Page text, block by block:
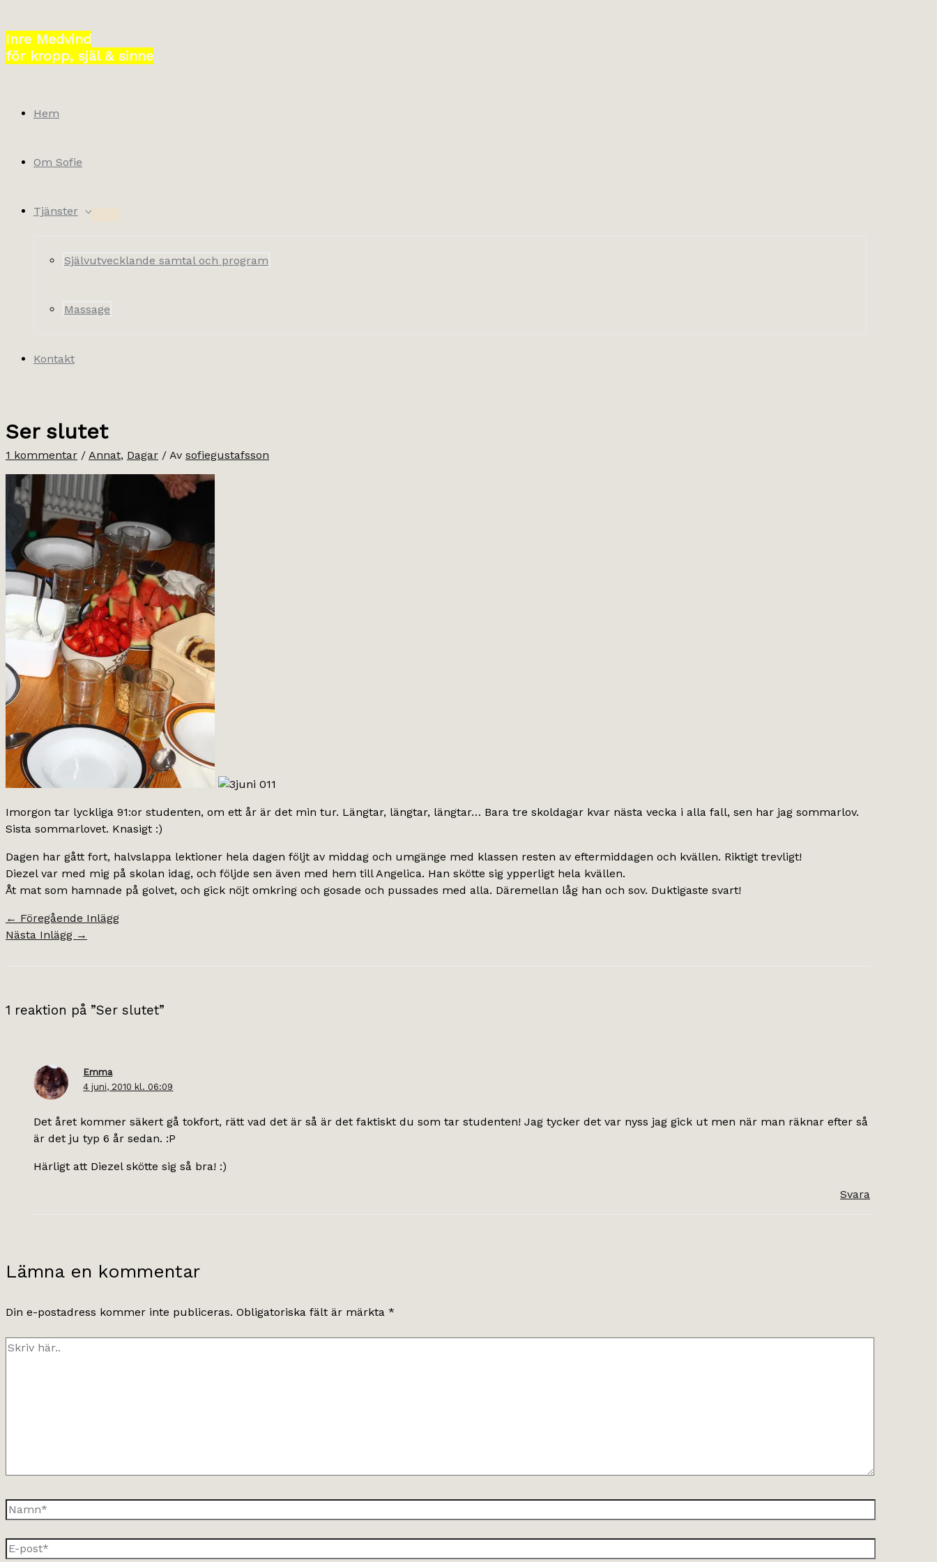
till
innehåll
Inre Medvind
för kropp, själ & sinne
Hem
Om Sofie
Tjänster
Självutvecklande samtal och program
Massage
Kontakt
Ser slutet
1 kommentar / Annat, Dagar / Av sofiegustafsson
Imorgon tar lyckliga 91:or studenten, om ett år är det min tur. Längtar, längtar, längtar… Bara tre skoldagar kvar nästa vecka i alla fall, sen har jag sommarlov.
Sista sommarlovet. Knasigt :)
Dagen har gått fort, halvslappa lektioner hela dagen följt av middag och umgänge med klassen resten av eftermiddagen och kvällen. Riktigt trevligt!
Diezel var med mig på skolan idag, och följde sen även med hem till Angelica. Han skötte sig ypperligt hela kvällen.
Åt mat som hamnade på golvet, och gick nöjt omkring och gosade och pussades med alla. Däremellan låg han och sov. Duktigaste svart!
← Föregående Inlägg
Nästa Inlägg →
1 reaktion på ”Ser slutet”
Emma
4 juni, 2010 kl. 06:09
Det året kommer säkert gå tokfort, rätt vad det är så är det faktiskt du som tar studenten! Jag tycker det var nyss jag gick ut men när man räknar efter så
är det ju typ 6 år sedan. :P
Härligt att Diezel skötte sig så bra! :)
Svara
Lämna en kommentar
Din e-postadress kommer inte publiceras. Obligatoriska fält är märkta *
Skriv
Namn*
E-